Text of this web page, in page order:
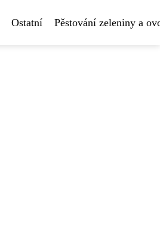
Ostatní Pěstování zeleniny a